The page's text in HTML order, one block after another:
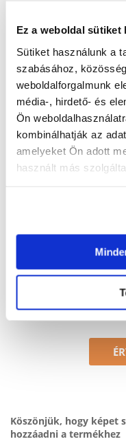
Ez a weboldal sütiket
Sütiket használunk a
szabásához,
weboldalforgalmunk
média-, hirdető- és
Ön
kombinálhatják az
amelyeket Ön adott
használt más
Gyakori
Tulajdonságok
GYÁRTÓ:
Mi a termék értékelési
Csak regisztrált
megvásárolták ezt a
Köszönjük, hogy képet
hozzáadni a termékhez